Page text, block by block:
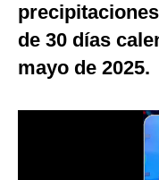
Notas Contratadas
de 30 días
mayo de 2025.